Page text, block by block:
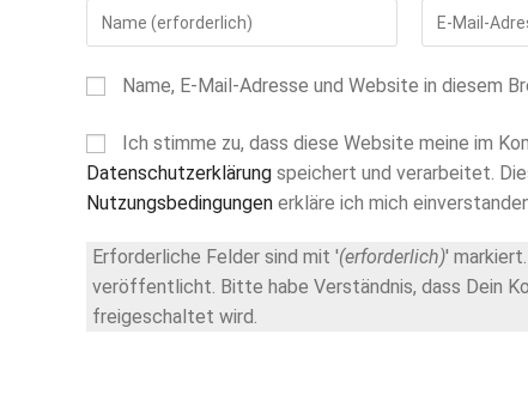
Gib
oder
Kommentieren
ein
Gib
Mail-
zum
ein
Name, E-Mail-Adresse und Website in diesem
Ich stimme zu, dass diese Website meine im
Datenschutzerklärung speichert und verarbeitet.
Nutzungsbedingungen erkläre ich mich
Erforderliche Felder sind mit '(erforderlich)'
veröffentlicht. Bitte habe Verständnis, dass Dein
freigeschaltet wird.